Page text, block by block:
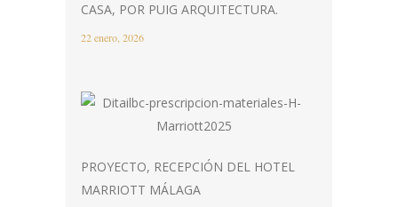
CASA, POR PUIG ARQUITECTURA.
22 enero, 2026
PROYECTO, RECEPCIÓN DEL HOTEL
MARRIOTT MÁLAGA